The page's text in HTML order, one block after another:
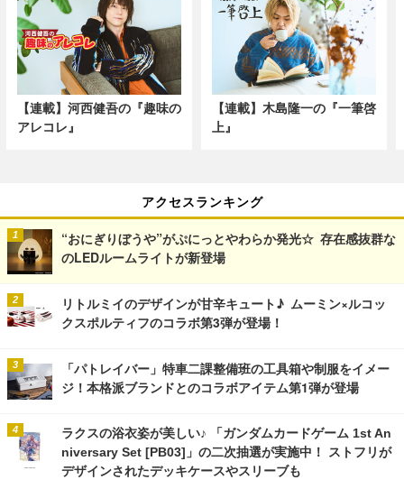
【連載】河西健吾の『趣味の
アレコレ』
【連載】木島隆一の『一筆啓
上』
アクセスランキング
“おにぎりぼうや”がぷにっとやわらか発光☆ 存在感抜群な
のLEDルームライトが新登場
リトルミイのデザインが甘辛キュート♪ ムーミン×ルコッ
クスポルティフのコラボ第3弾が登場！
「パトレイバー」特車二課整備班の工具箱や制服をイメー
ジ！本格派ブランドとのコラボアイテム第1弾が登場
ラクスの浴衣姿が美しい♪ 「ガンダムカードゲーム 1st An
niversary Set [PB03]」の二次抽選が実施中！ ストフリが
デザインされたデッキケースやスリーブも